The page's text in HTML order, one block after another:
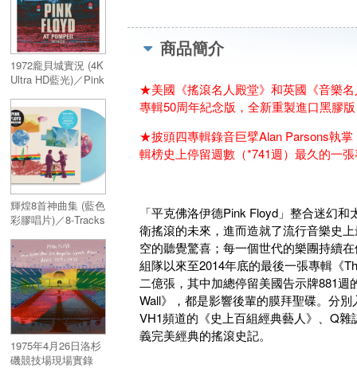
1972龐貝城實況 (4K
Ultra HD藍光)／Pink
MCMLXX (4K Ultra
HD Blu-Ray)
輝煌8首神曲集 (藍色
彩膠唱片)／8-Tracks
1975年4月26日洛杉
磯競技場現場實錄
商品簡介
★美國《搖滾名人殿堂》和英國《音樂
專輯50周年紀念版，全新重製進口黑膠版
★披頭四專輯錄音巨擘Alan Parsons執
輯榜史上停留週數（*741週）最久的一
「平克佛洛伊德Pink Floyd」整合迷幻
衛搖滾的未來，進而造就了流行音樂史
空的聽覺驚喜；每一個世代的樂團持續
組隊以來至2014年底的最後一張專輯《
二億張，其中加總停留美國告示牌881
Wall》，都是影響後輩的膜拜聖碟。分
VH1頻道的《史上百組經典藝人》、Q
義完美經典的搖滾史記。